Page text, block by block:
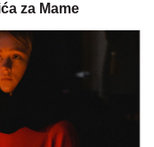
za Mame